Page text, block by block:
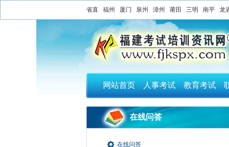
省直 福州 厦门 泉州 漳州 莆田 三明 南平 龙
网站首页 人事考试 教育考试
在线问答
在线问答